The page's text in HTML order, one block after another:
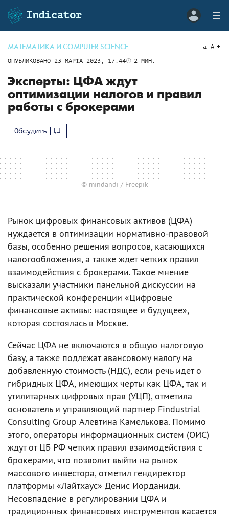
МАТЕМАТИКА И COMPUTER SCIENCE
ОПУБЛИКОВАНО 23 МАРТА 2023, 17:44 2 МИН.
a A
Эксперты: ЦФА ждут
оптимизации налогов и правил
работы с брокерами
Обсудить
© mindandi / Freepik
Рынок цифровых финансовых активов (ЦФА)
нуждается в оптимизации нормативно-правовой
базы, особенно решения вопросов, касающихся
налогообложения, а также ждет четких правил
взаимодействия с брокерами. Такое мнение
высказали участники панельной дискуссии на
практической конференции «Цифровые
финансовые активы: настоящее и будущее»,
которая состоялась в Москве.
Сейчас ЦФА не включаются в общую налоговую
базу, а также подлежат авансовому налогу на
добавленную стоимость (НДС), если речь идет о
гибридных ЦФА, имеющих черты как ЦФА, так и
утилитарных цифровых прав (УЦП), отметила
основатель и управляющий партнер Findustrial
Consulting Group Алевтина Камелькова. Помимо
этого, операторы информационных систем (ОИС)
ждут от ЦБ РФ четких правил взаимодействия с
брокерами, что позволит выйти на рынок
массового инвестора, отметил гендиректор
платформы «Лайтхаус» Денис Иорданиди.
Несовпадение в регулировании ЦФА и
традиционных финансовых инструментов касается